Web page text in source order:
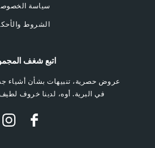
سياسة
الشروط
اتبع شغف
في البرية. أوه، لدينا خروف
فيسبوك